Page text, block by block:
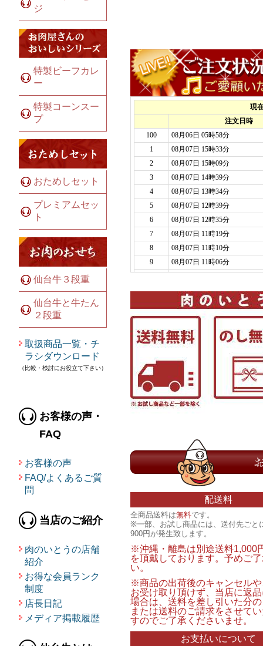
ジ
特製ビーフカレ
ー
特製コーンスー
プ
おためしセット
プレミアムセッ
ト
仙台牛３段重
仙台牛と牛たん
２段重
取扱商品一覧・チ
ラシダウンロード
（比較・検討にお役立て下さい）
お客様の声・
FAQ
お客様の声
FAQ/よくあるご質
問
当店のご紹介
肉のいとうの店舗
紹介
お得な会員ランク
制度
店長日記
メディア掲載履歴
配送料
全商品送料は無料です。
※一部、お試し商品には、送付先ごと
900円が発生致します。
※沖縄・離島は別途送料1,000
を頂戴しております。予めご
い。
※商品の出荷後のキャンセル
お受け取り頂けず、当店に返
場合は、送料を差し引いた分
または送料のご請求をさせて
すのでご了承くださいませ。
お支払いについて